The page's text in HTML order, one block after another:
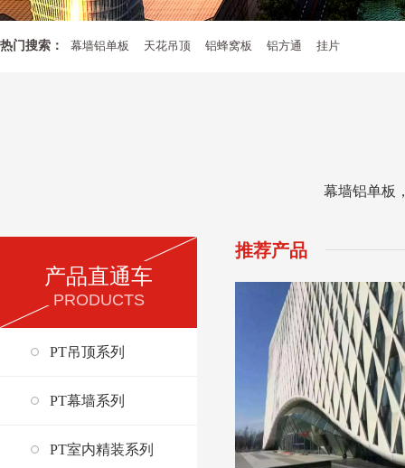
热门搜索： 幕墙铝单板 天花吊顶 铝蜂窝板 铝方通 挂片
幕墙铝单板
产品直通车
PRODUCTS
PT吊顶系列
PT幕墙系列
PT室内精装系列
推荐产品